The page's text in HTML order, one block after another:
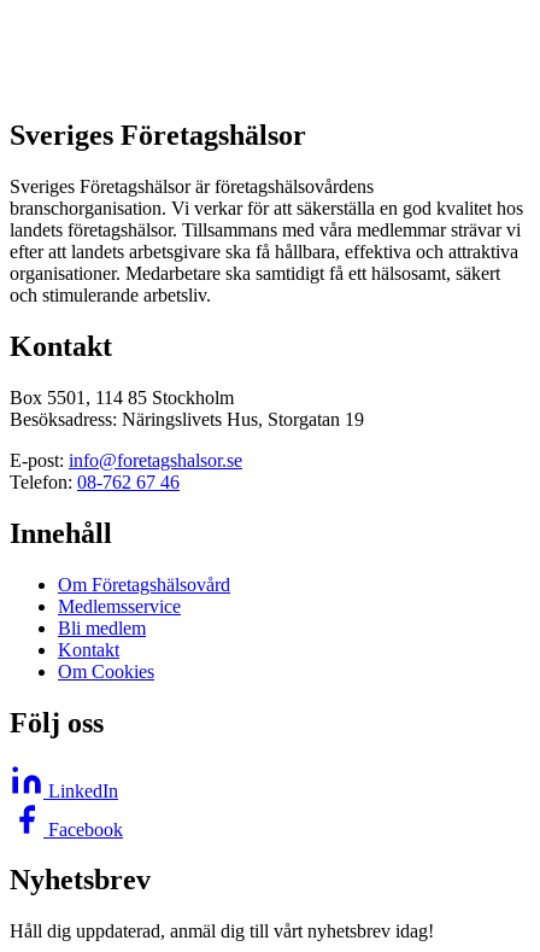
Sveriges Företagshälsor
Sveriges Företagshälsor är företagshälsovårdens
branschorganisation. Vi verkar för att säkerställa en god kvalitet hos
landets företagshälsor. Tillsammans med våra medlemmar strävar vi
efter att landets arbetsgivare ska få hållbara, effektiva och attraktiva
organisationer. Medarbetare ska samtidigt få ett hälsosamt, säkert
och stimulerande arbetsliv.
Kontakt
Box 5501, 114 85 Stockholm
Besöksadress: Näringslivets Hus, Storgatan 19
E-post: info@foretagshalsor.se
Telefon: 08-762 67 46
Innehåll
Om Företagshälsovård
Medlemsservice
Bli medlem
Kontakt
Om Cookies
Följ oss
LinkedIn
Facebook
Nyhetsbrev
Håll dig uppdaterad, anmäl dig till vårt nyhetsbrev idag!